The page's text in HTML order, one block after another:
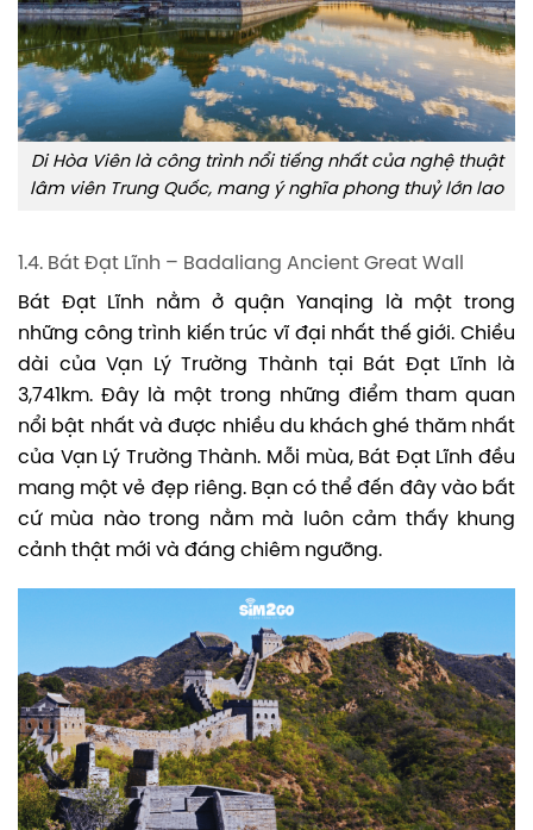
Di Hòa Viên là công trình nổi tiếng nhất của nghệ thuật
lâm viên Trung Quốc, mang ý nghĩa phong thuỷ lớn lao
1.4. Bát Đạt Lĩnh – Badaliang Ancient Great Wall
Bát Đạt Lĩnh nằm ở quận Yanqing là một trong
những công trình kiến trúc vĩ đại nhất thế giới. Chiều
dài của Vạn Lý Trường Thành tại Bát Đạt Lĩnh là
3,741km. Đây là một trong những điểm tham quan
nổi bật nhất và được nhiều du khách ghé thăm nhất
của Vạn Lý Trường Thành. Mỗi mùa, Bát Đạt Lĩnh đều
mang một vẻ đẹp riêng. Bạn có thể đến đây vào bất
cứ mùa nào trong nằm mà luôn cảm thấy khung
cảnh thật mới và đáng chiêm ngưỡng.